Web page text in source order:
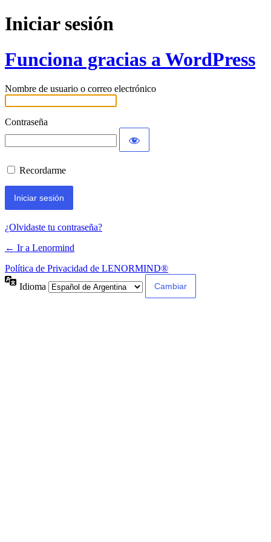
Iniciar sesión
Funciona gracias a WordPress
Nombre de usuario o correo electrónico
Contraseña
Recordarme
¿Olvidaste tu contraseña?
← Ir a Lenormind
Política de Privacidad de LENORMIND®
Idioma